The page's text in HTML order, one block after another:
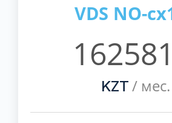
VDS NO-
KZT / мес.